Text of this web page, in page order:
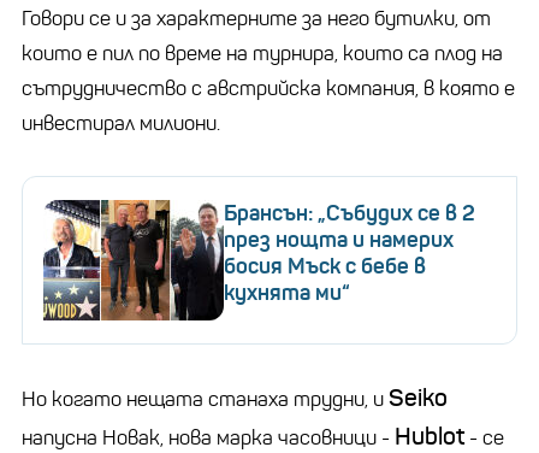
Говори се и за характерните за него бутилки, от
които е пил по време на турнира, които са плод на
сътрудничество с австрийска компания, в която е
инвестирал милиони.
Брансън: „Събудих се в 2
през нощта и намерих
босия Мъск с бебе в
кухнята ми“
Но когато нещата станаха трудни, иSeiko
напусна Новак, нова марка часовници - Hublot- се